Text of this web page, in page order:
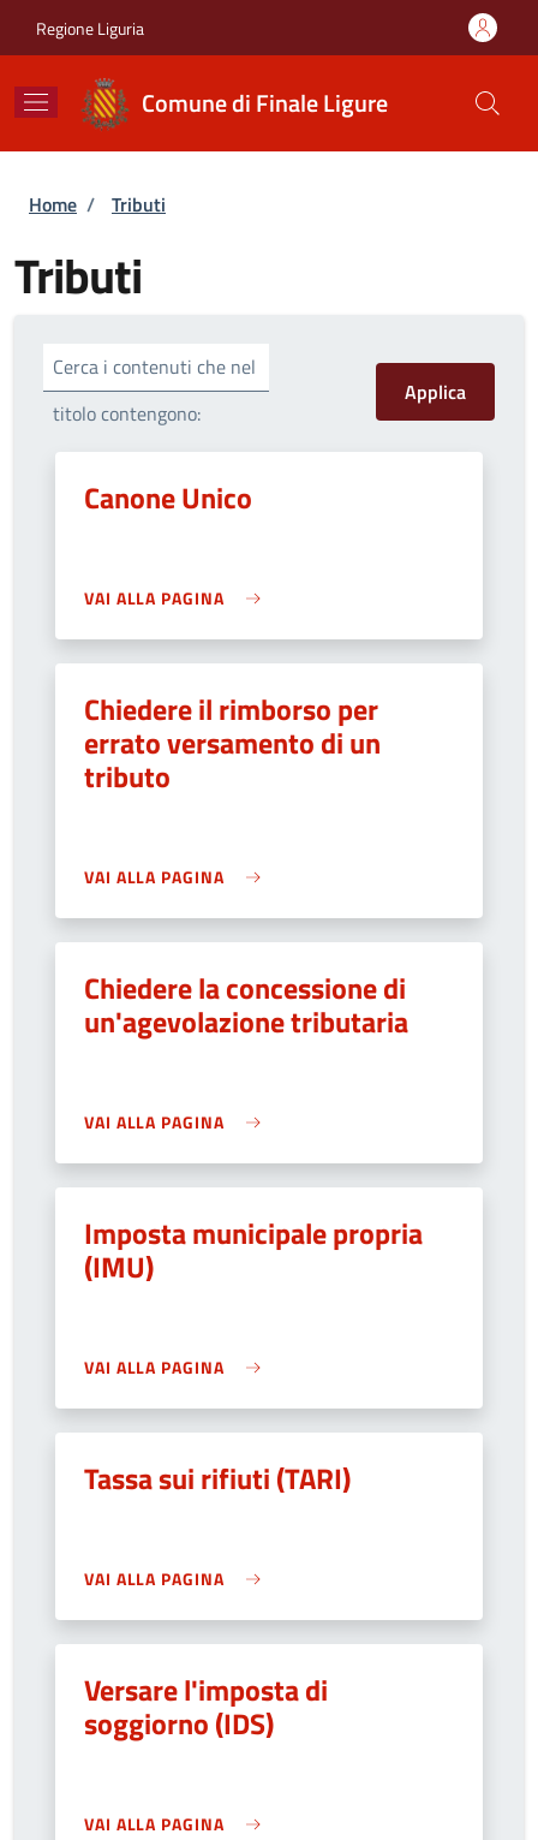
Regione Liguria
Comune di Finale Ligure
Briciole di pane
Home / Tributi
Tributi
Cerca i contenuti che nel
titolo contengono:
Canone Unico
VAI ALLA PAGINA
Chiedere il rimborso per
errato versamento di un
tributo
VAI ALLA PAGINA
Chiedere la concessione di
un'agevolazione tributaria
VAI ALLA PAGINA
Imposta municipale propria
(IMU)
VAI ALLA PAGINA
Tassa sui rifiuti (TARI)
VAI ALLA PAGINA
Versare l'imposta di
soggiorno (IDS)
VAI ALLA PAGINA